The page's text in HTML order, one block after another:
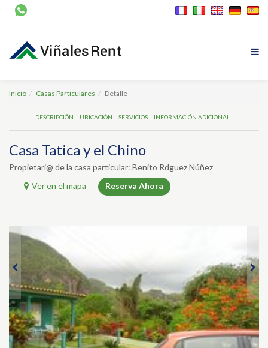
Inicio Casas Particulares Detalle
DESCRIPCIÓN UBICACIÓN SERVICIOS INFORMACIÓN ADICIONAL
Casa Tatica y el Chino
Propietari@ de la casa particular: Benito Rdguez Núñez
Ver en el mapa
Reserva Ahora